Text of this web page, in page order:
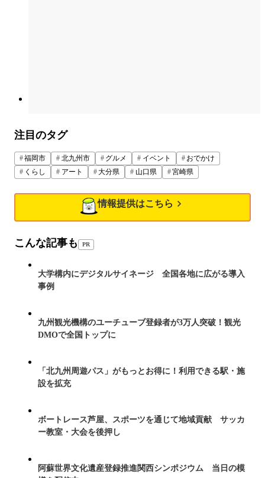
注目のタグ
福岡市 北九州市 グルメ イベント
おでかけ
くらし
アート 大分県 山口県 宮崎県
情報提供はこちら
こんな記事も PR
大学構内にデジタルサイネージ 全国各地に広がる導入
事例
九州観光機構のユーチューブ登録者が3万人突破！観光
DMOで全国トップに
「北九州周遊パス」がもっとお得に！利用できる駅・施
設を拡充
ボートレース芦屋、スポーツを通じて地域貢献 サッカ
ー教室・大会を後押し
阿蘇世界文化遺産登録推進関西シンポジウム 当日の模